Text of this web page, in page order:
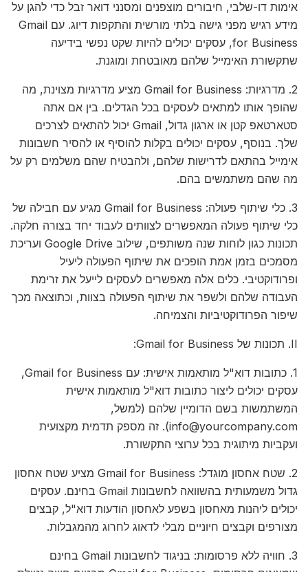
אימות דו-שלבי, חיבורים מוצפנים ומסנני דואר זבל כדי להגן על
מידע רגיש מפני גישה בלתי מורשית והתקפות דיוג. עם Gmail
for Business, עסקים יכולים להיות שקט נפשי בידיעה
שתקשורת האימייל שלהם מאובטחת ומוגנת.
2. מדרגיות: Gmail for Business מציע מדרגיות מצוינת, מה
שהופך אותו למתאים לעסקים בכל הגדלים. בין אם אתה
סטארטאפ קטן או ארגון גדול, Gmail יכול להתאים לצרכים
שלך. בנוסף, עסקים יכולים בקלות להוסיף או להסיר חשבונות
אימייל בהתאם לדרישות שלהם, ולהבטיח שהם משלמים רק על
מה שהם משתמשים בהם.
3. כלי שיתוף פעולה: Gmail for Business מגיע עם חבילה של
כלי שיתוף פעולה המאפשרים לצוותים לעבוד יחד בצורה חלקה.
תכונות כגון לוחות שנה משותפים, שילוב Google Drive ועריכת
מסמכים בזמן אמת הופכים את שיתוף הפעולה ליעיל
ופרודוקטיבי. כלים אלה מאפשרים לעסקים לייעל את זרימת
העבודה שלהם ולשפר את שיתוף הפעולה בצוות, וכתוצאה מכך
שיפור הפרודוקטיביות והצמיחה.
II. תכונות של Gmail for Business:
1. כתובות דוא"ל מותאמות אישית: עם Gmail for Business,
עסקים יכולים ליצור כתובות דוא"ל מותאמות אישית
המשתמשות בשם הדומיין שלהם (למשל,
info@yourcompany.com). זה מספק תדמית מקצועית
ועקביות מיתוגית בכל ערוצי התקשורת.
2. שטח אחסון מוגדל: Gmail for Business מציע שטח אחסון
גדול משמעותית בהשוואה לחשבונות Gmail בחינם. עסקים
יכולים ליהנות מאחסון בשפע לאחסון הודעות דוא"ל, קבצים
מצורפים וקבצים חיוניים מבלי לדאוג לחרוג מהמגבלות.
3. חוויה ללא פרסומות: בניגוד לחשבונות Gmail בחינם